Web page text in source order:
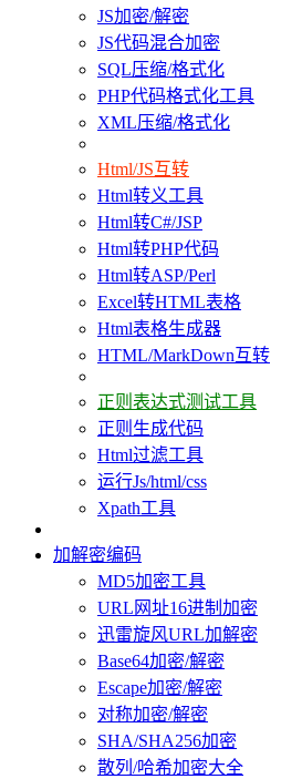
JS加密/解密
JS代码混合加密
SQL压缩/格式化
PHP代码格式化工具
XML压缩/格式化
Html/JS互转
Html转义工具
Html转C#/JSP
Html转PHP代码
Html转ASP/Perl
Excel转HTML表格
Html表格生成器
HTML/MarkDown互转
正则表达式测试工具
正则生成代码
Html过滤工具
运行Js/html/css
Xpath工具
加解密编码
MD5加密工具
URL网址16进制加密
迅雷旋风URL加解密
Base64加密/解密
Escape加密/解密
对称加密/解密
SHA/SHA256加密
散列/哈希加密大全